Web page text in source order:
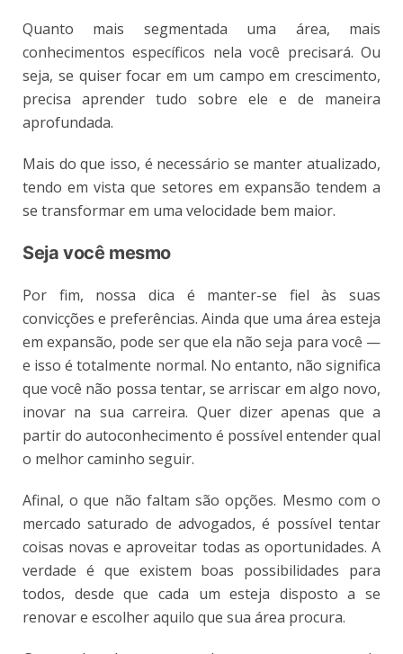
Quanto mais segmentada uma área, mais
conhecimentos específicos nela você precisará. Ou
seja, se quiser focar em um campo em crescimento,
precisa aprender tudo sobre ele e de maneira
aprofundada.
Mais do que isso, é necessário se manter atualizado,
tendo em vista que setores em expansão tendem a
se transformar em uma velocidade bem maior.
Seja você mesmo
Por fim, nossa dica é manter-se fiel às suas
convicções e preferências. Ainda que uma área esteja
em expansão, pode ser que ela não seja para você —
e isso é totalmente normal. No entanto, não significa
que você não possa tentar, se arriscar em algo novo,
inovar na sua carreira. Quer dizer apenas que a
partir do autoconhecimento é possível entender qual
o melhor caminho seguir.
Afinal, o que não faltam são opções. Mesmo com o
mercado saturado de advogados, é possível tentar
coisas novas e aproveitar todas as oportunidades. A
verdade é que existem boas possibilidades para
todos, desde que cada um esteja disposto a se
renovar e escolher aquilo que sua área procura.